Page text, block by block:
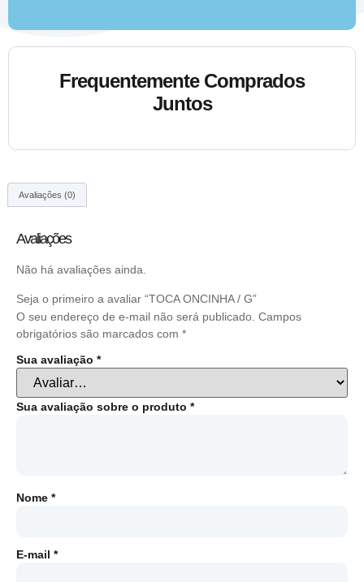
Frequentemente Comprados
Juntos
Avaliações (0)
Avaliações
Não há avaliações ainda.
Seja o primeiro a avaliar “TOCA ONCINHA / G”
O seu endereço de e-mail não será publicado. Campos
obrigatórios são marcados com *
Sua avaliação *
Sua avaliação sobre o produto *
Nome *
E-mail *